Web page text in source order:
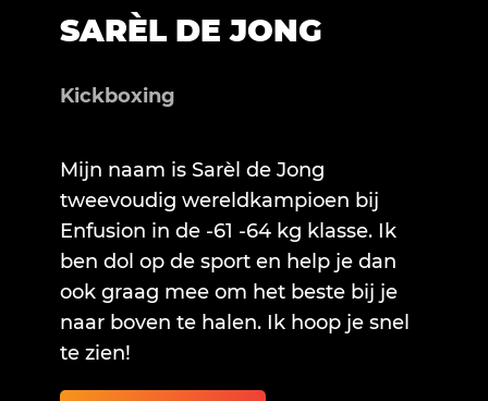
SARÈL DE JONG
Kickboxing
Mijn naam is Sarèl de Jong
tweevoudig wereldkampioen bij
Enfusion in de -61 -64 kg klasse. Ik
ben dol op de sport en help je dan
ook graag mee om het beste bij je
naar boven te halen. Ik hoop je snel
te zien!